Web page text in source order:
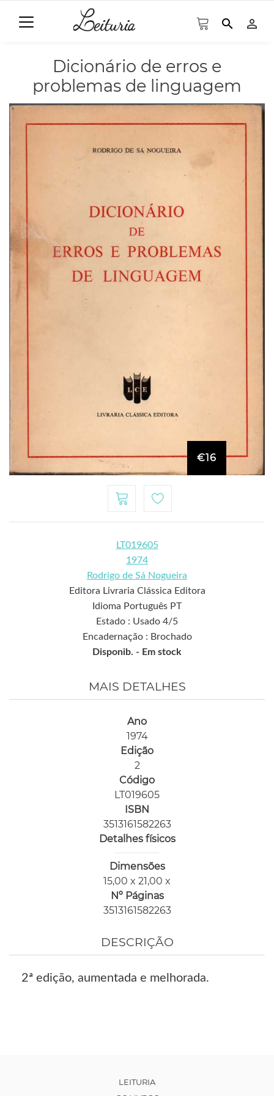
search person_outline
Dicionário de erros e
problemas de linguagem
€16
LT019605
1974
Rodrigo de Sá Nogueira
Editora Livraria Clássica Editora
Idioma Português PT
Estado : Usado 4/5
Encadernação : Brochado
Disponib. - Em stock
MAIS DETALHES
Ano
1974
Edição
2
Código
LT019605
ISBN
3513161582263
Detalhes físicos
Dimensões
15,00 x 21,00 x
Nº Páginas
3513161582263
DESCRIÇÃO
2ª edição, aumentada e melhorada.
LEITURIA